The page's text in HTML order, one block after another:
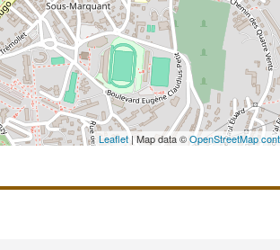
Leaflet | Map data ©OpenStreetMap
Augmentez
vos
marges
nouveaux
En